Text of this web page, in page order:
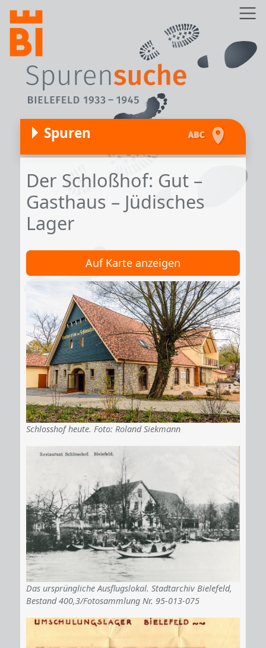
Direkt zum Inhalt
Spuren
Der Schloßhof: Gut –
Gasthaus – Jüdisches
Lager
Auf Karte anzeigen
Schlosshof heute. Foto: Roland Siekmann
Das ursprüngliche Ausflugslokal. Stadtarchiv Bielefeld,
Bestand 400,3/Fotosammlung Nr. 95-013-075